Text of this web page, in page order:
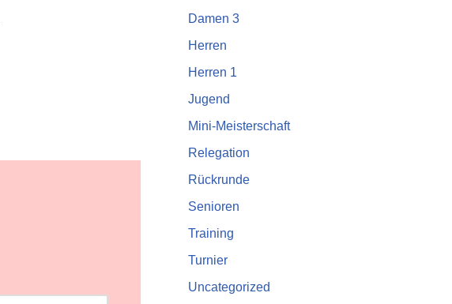
Damen 3
Herren
Herren 1
Jugend
Mini-Meisterschaft
Relegation
Rückrunde
Senioren
Training
Turnier
Uncategorized